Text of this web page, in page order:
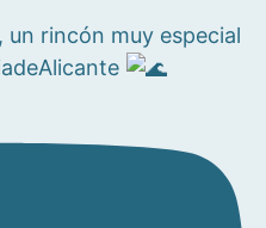
un rincón muy especial